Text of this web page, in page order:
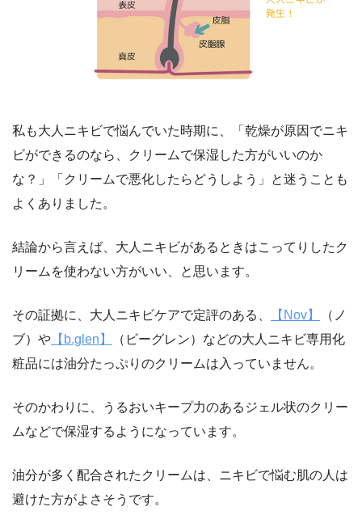
私も大人ニキビで悩んでいた時期に、「 乾燥が原因でニキ
ビができるのなら、クリームで保湿した方がいいのか
な？ 」「クリームで悪化したらどうしよう」と迷うことも
よくありました。
結論から言えば、 大人ニキビがあるときはこってりしたク
リームを使わない方がいい、と思います。
その証拠に、大人ニキビケアで定評のある、 【Nov】
（ノ
ブ）や 【b.glen】
（ビーグレン）などの大人ニキビ専用化
粧品には油分たっぷりのクリームは入っていません。
そのかわりに、
うるおいキープ力のあるジェル状のクリー
ムなどで保湿するようになっています。
油分が多く配合されたクリームは、ニキビで悩む肌の人は
避けた方がよさそうです。